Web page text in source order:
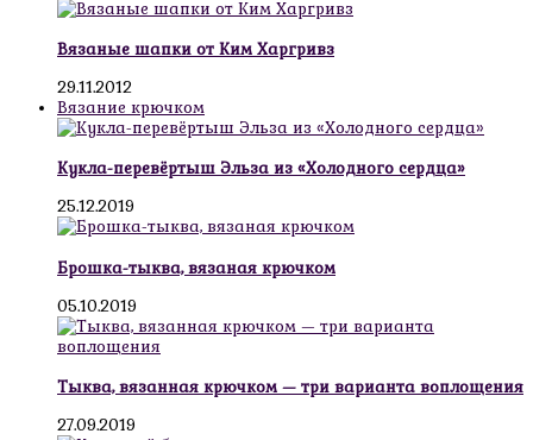
Вязаные шапки от Ким Харгривз
29.11.2012
Вязание крючком
Кукла-перевёртыш Эльза из «Холодного сердца»
25.12.2019
Брошка-тыква, вязаная крючком
05.10.2019
Тыква, вязанная крючком — три варианта воплощения
27.09.2019